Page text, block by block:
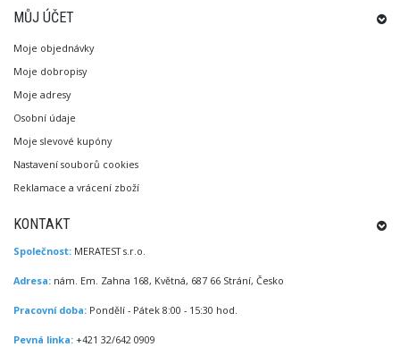
MŮJ ÚČET
Moje objednávky
Moje dobropisy
Moje adresy
Osobní údaje
Moje slevové kupóny
Nastavení souborů cookies
Reklamace a vrácení zboží
KONTAKT
Společnost: MERATEST s.r.o.
Adresa: nám. Em. Zahna 168, Květná, 687 66 Strání, Česko
Pracovní doba: Pondělí - Pátek 8:00 - 15:30 hod.
Pevná linka: +421 32/642 0909